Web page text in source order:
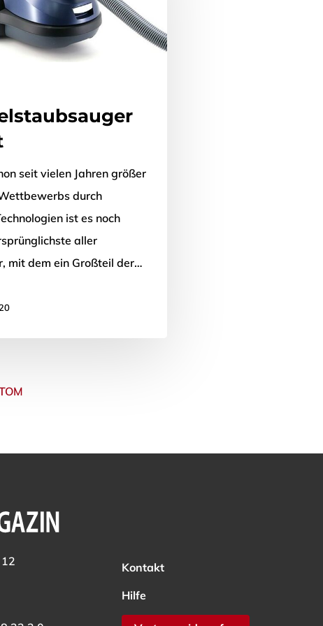
seit vielen Jahren größer
durch
ist es noch
aller
mit dem ein Großteil der…
Kontakt
Hilfe